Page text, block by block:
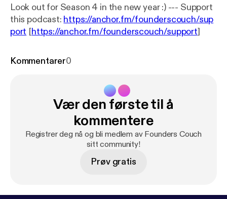
Look out for Season 4 in the new year :) --- Support
this podcast: https://anchor.fm/founderscouch/sup
port [https://anchor.fm/founderscouch/support]
Kommentarer0
Vær den første til å
kommentere
Registrer deg nå og bli medlem av Founders Couch
sitt community!
Prøv gratis